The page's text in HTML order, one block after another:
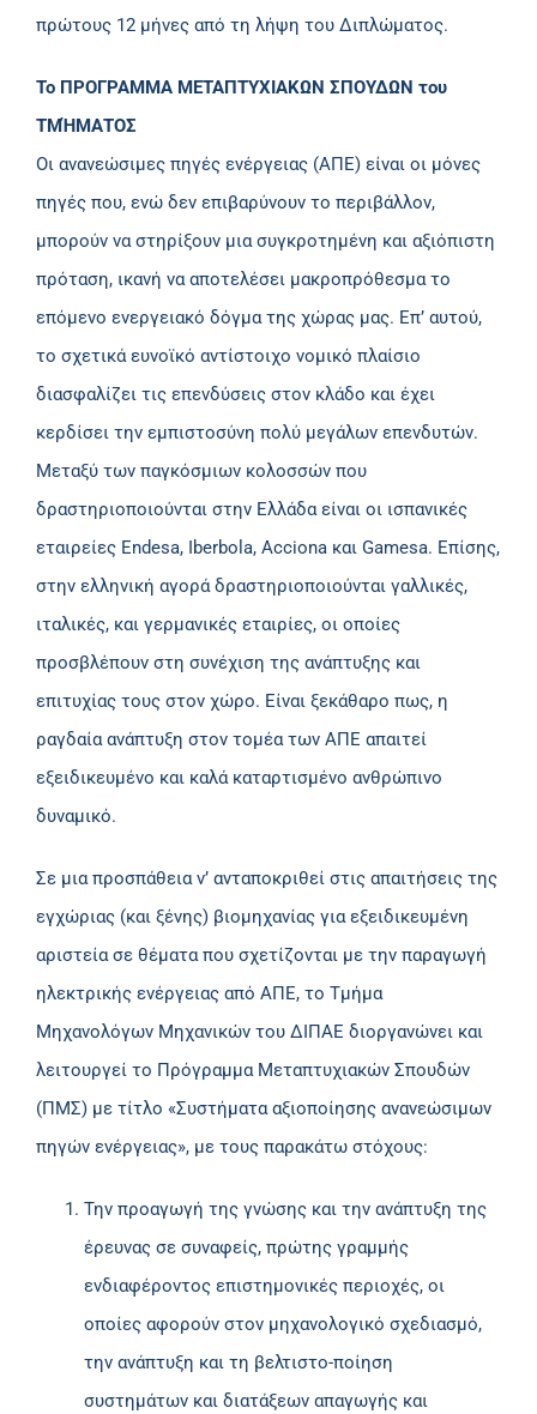
πρώτους 12 μήνες από τη λήψη του Διπλώματος.
Το ΠΡΟΓΡΑΜΜΑ ΜΕΤΑΠΤΥΧΙΑΚΩΝ ΣΠΟΥΔΩΝ του
ΤΜΉΜΑΤΟΣ
Οι ανανεώσιμες πηγές ενέργειας (ΑΠΕ) είναι οι μόνες
πηγές που, ενώ δεν επιβαρύνουν το περιβάλλον,
μπορούν να στηρίξουν μια συγκροτημένη και αξιόπιστη
πρόταση, ικανή να αποτελέσει μακροπρόθεσμα το
επόμενο ενεργειακό δόγμα της χώρας μας. Επ’ αυτού,
το σχετικά ευνοϊκό αντίστοιχο νομικό πλαίσιο
διασφαλίζει τις επενδύσεις στον κλάδο και έχει
κερδίσει την εμπιστοσύνη πολύ μεγάλων επενδυτών.
Μεταξύ των παγκόσμιων κολοσσών που
δραστηριοποιούνται στην Ελλάδα είναι οι ισπανικές
εταιρείες Endesa, Iberbola, Acciona και Gamesa. Επίσης,
στην ελληνική αγορά δραστηριοποιούνται γαλλικές,
ιταλικές, και γερμανικές εταιρίες, οι οποίες
προσβλέπουν στη συνέχιση της ανάπτυξης και
επιτυχίας τους στον χώρο. Είναι ξεκάθαρο πως, η
ραγδαία ανάπτυξη στον τομέα των ΑΠΕ απαιτεί
εξειδικευμένο και καλά καταρτισμένο ανθρώπινο
δυναμικό.
Σε μια προσπάθεια ν’ ανταποκριθεί στις απαιτήσεις της
εγχώριας (και ξένης) βιομηχανίας για εξειδικευμένη
αριστεία σε θέματα που σχετίζονται με την παραγωγή
ηλεκτρικής ενέργειας από ΑΠΕ, το Τμήμα
Μηχανολόγων Μηχανικών του ΔΙΠΑΕ διοργανώνει και
λειτουργεί το Πρόγραμμα Μεταπτυχιακών Σπουδών
(ΠΜΣ) με τίτλο «Συστήματα αξιοποίησης ανανεώσιμων
πηγών ενέργειας», με τους παρακάτω στόχους:
Την προαγωγή της γνώσης και την ανάπτυξη της
έρευνας σε συναφείς, πρώτης γραμμής
ενδιαφέροντος επιστημονικές περιοχές, οι
οποίες αφορούν στον μηχανολογικό σχεδιασμό,
την ανάπτυξη και τη βελτιστο-ποίηση
συστημάτων και διατάξεων απαγωγής και